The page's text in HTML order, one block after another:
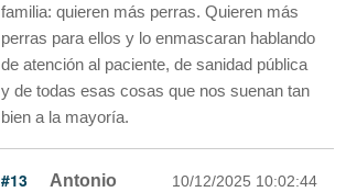
familia: quieren más perras. Quieren más
perras para ellos y lo enmascaran hablando
de atención al paciente, de sanidad pública
y de todas esas cosas que nos suenan tan
bien a la mayoría.
#13 Antonio 10/12/2025 10:02:44